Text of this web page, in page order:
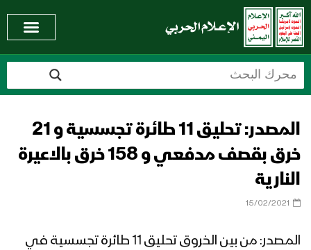
المصدر: تحليق 11 طائرة تجسسية و 21
خرق بقصف مدفعي و 158 خرق بالاعيرة
النارية
15/02/2021
المصدر: من بين الخروق تحليق 11 طائرة تجسسية في